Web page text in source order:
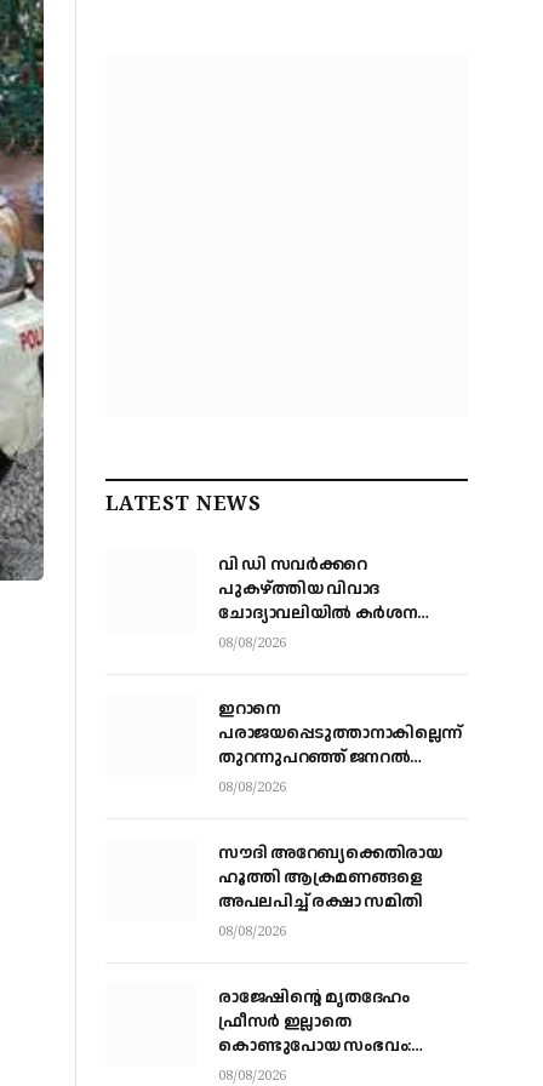
LATEST NEWS
വി ഡി സവര്‍ക്കറെ
പുകഴ്ത്തിയ വിവാദ
ചോദ്യാവലിയില്‍ കര്‍ശന
നടപടിക്ക് നിര്‍ദേശം നല്‍കി
08/08/2026
ഇറാനെ
പരാജയപ്പെടുത്താനാകില്ലെന്ന്
തുറന്നുപറഞ്ഞ് ജനറല്‍
കെയ്ന്‍; യുദ്ധത്തില്‍ നിന്ന്
08/08/2026
സൗദി അറേബ്യക്കെതിരായ
ഹൂത്തി ആക്രമണങ്ങളെ
അപലപിച്ച് രക്ഷാ സമിതി
08/08/2026
രാജേഷിന്റെ മൃതദേഹം
ഫ്രീസർ ഇല്ലാതെ
കൊണ്ടുപോയ സംഭവം:
പയ്യന്നൂർ തഹസിൽദാറിനെ
08/08/2026